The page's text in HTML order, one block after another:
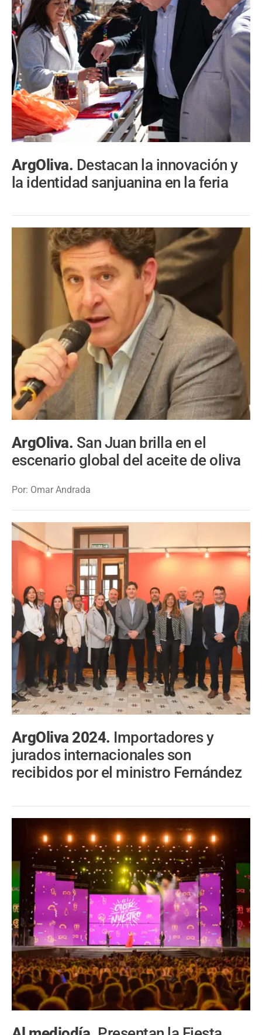
ArgOliva. Destacan la innovación y
la identidad sanjuanina en la feria
ArgOliva. San Juan brilla en el
escenario global del aceite de oliva
Por: Omar Andrada
ArgOliva 2024. Importadores y
jurados internacionales son
recibidos por el ministro Fernández